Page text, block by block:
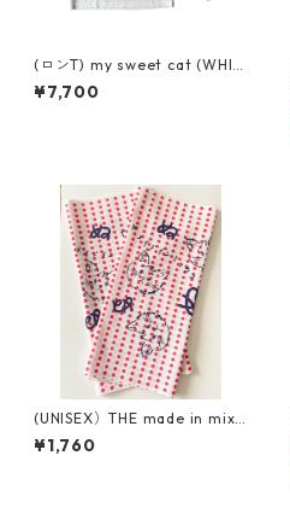
(ロンT) my sweet cat (WHIT
E)
¥7,700
(UNISEX）THE made in mix
てぬぐい
¥1,760